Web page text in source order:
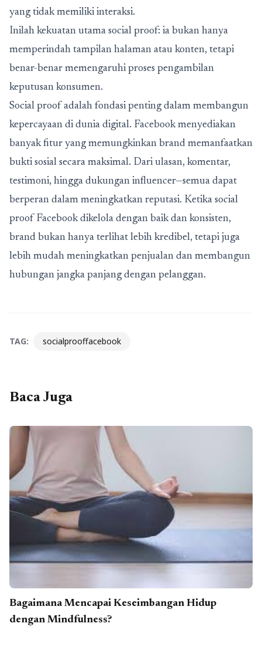
yang tidak memiliki interaksi.
Inilah kekuatan utama social proof: ia bukan hanya
memperindah tampilan halaman atau konten, tetapi
benar-benar memengaruhi proses pengambilan
keputusan konsumen.
Social proof adalah fondasi penting dalam membangun
kepercayaan di dunia digital. Facebook menyediakan
banyak fitur yang memungkinkan brand memanfaatkan
bukti sosial secara maksimal. Dari ulasan, komentar,
testimoni, hingga dukungan influencer—semua dapat
berperan dalam meningkatkan reputasi. Ketika social
proof Facebookdikelola dengan baik dan konsisten,
brand bukan hanya terlihat lebih kredibel, tetapi juga
lebih mudah meningkatkan penjualan dan membangun
hubungan jangka panjang dengan pelanggan.
TAG: socialprooffacebook
Baca Juga
Bagaimana Mencapai Keseimbangan Hidup
dengan Mindfulness?